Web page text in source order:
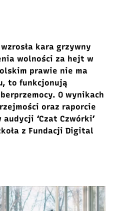
kara grzywny
wolności za hejt w
prawie nie ma
to funkcjonują
O wynikach
oraz raporcie
audycji ‘Czat Czwórki’
z Fundacji Digital